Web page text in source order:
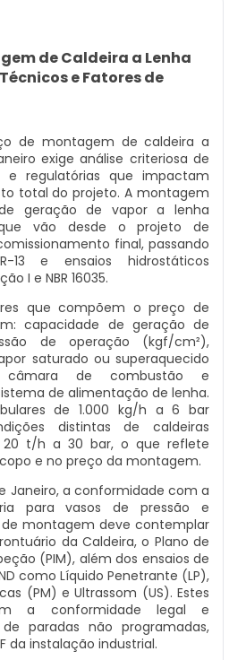
Venda
Vertical
Horizontal
Vertical
A Gás
A Lenha
Preço
E Montagem
Industrial
Caldeiras
Vasos De Pressão
A Vapor
E Vasos De Pressão
Flamotubulares
Preço
Profissional
De Caldeiras
Em Caldeiras
Caldeira
De Caldeiras
Em Caldeiras
Em Caldeiras E
Montagem De
E Montagem
De Caldeiras
Caldeiras
A Gásoleo
A Lenha
A Vapor
E Aquecedores
Em Sp
Industriais
Industrial A Venda
Para Cozinha Industrial
Para Sauna
Pequena
Preço
Vertical
A Gás
A Venda
Eletrica
De Vapor A Lenha
A Vapor
Venda
Preço
A Gás
Central A Gás
Gás
Gás Preço
Gás Roca
A Gás
A Gás
A Gás
A Gás
de Caldeira a Lenha
e Fatores de
de montagem de caldeira a
exige análise criteriosa de
e regulatórias que impactam
total do projeto. A montagem
geração de vapor a lenha
vão desde o projeto de
final, passando
13 e ensaios hidrostáticos
I e NBR 16035.
que compõem o preço de
capacidade de geração de
de operação (kgf/cm²),
saturado ou superaquecido
de combustão e
de alimentação de lenha.
de 1.000 kg/h a 6 bar
distintas de caldeiras
20 t/h a 30 bar, o que reflete
e no preço da montagem.
Janeiro, a conformidade com a
para vasos de pressão e
de montagem deve contemplar
da Caldeira, o Plano de
(PIM), além dos ensaios de
como Líquido Penetrante (LP),
(PM) e Ultrassom (US). Estes
a conformidade legal e
paradas não programadas,
da instalação industrial.